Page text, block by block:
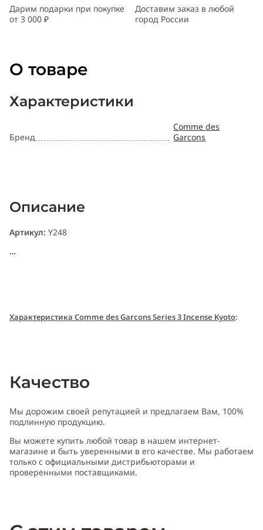
Дарим подарки при покупке
от 3 000 ₽
Доставим заказ в любой
город России
О товаре
Характеристики
Бренд
Comme des
Garcons
Описание
Артикул: Y248
Характеристика Comme des Garcons Series 3 Incense Kyoto:
Cодержит ноты:ветивер, ладан, можжевельник, кипарис, кофе,
пачули
Качество
Мы дорожим своей репутацией и предлагаем Вам, 100%
подлинную продукцию.
Вы можете купить любой товар в нашем интернет-
магазине и быть уверенными в его качестве. Мы работаем
только с официальными дистрибьюторами и
проверенными поставщиками.